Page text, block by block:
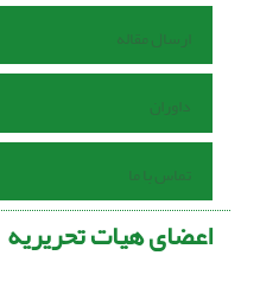
ارسال مقاله
داوران
تماس با ما
اعضای هیات تحریریه